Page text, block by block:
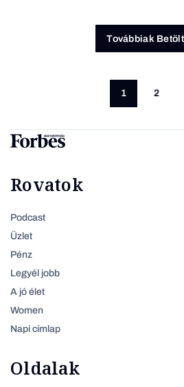
Továbbiak
1 2
Rovatok
Podcast
Üzlet
Pénz
Legyél jobb
A jó élet
Women
Napi címlap
Oldalak